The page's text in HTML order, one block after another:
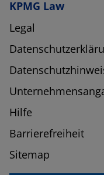
KPMG Law
Legal
Hilfe
Barrierefreiheit
Sitemap